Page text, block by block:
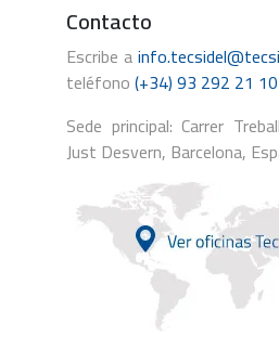
Contacto
Escribe a
teléfono(+34) 93 292 21 10
Sede principal: Carrer
Just Desvern, Barcelona,